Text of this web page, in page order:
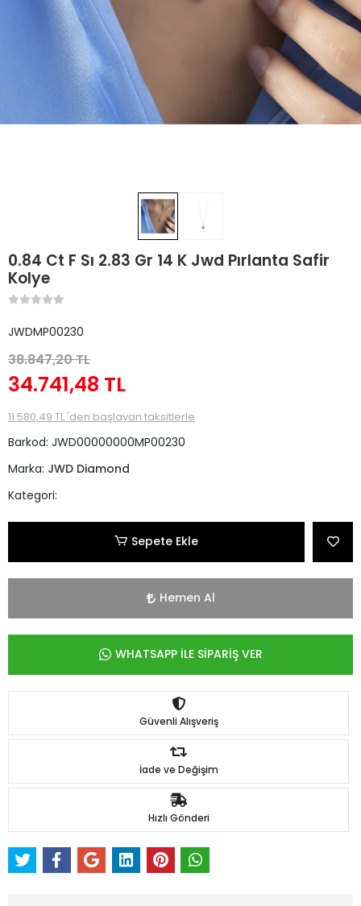
0.84 Ct F Sı 2.83 Gr 14 K Jwd Pırlanta Safir
Kolye
JWDMP00230
38.847,20 TL
34.741,48 TL
11.580,49 TL 'den başlayan taksitlerle
Barkod: JWD00000000MP00230
Marka: JWD Diamond
Kategori:
Sepete Ekle
Hemen Al
WHATSAPP İLE SİPARİŞ VER
Güvenli Alışveriş
İade ve Değişim
Hızlı Gönderi